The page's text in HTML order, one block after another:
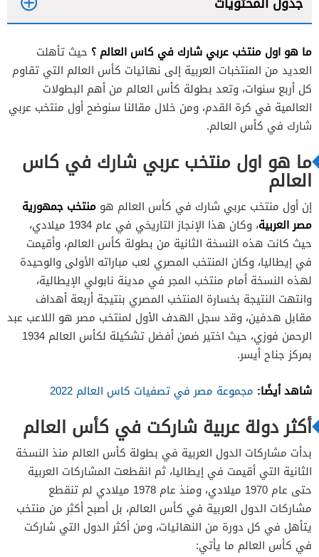
ما هو اول منتخب عربي شارك في كاس العالم ؟ حيث تأهلت
العديد من المنتخبات العربية إلى نهائيات كأس العالم التي تقاوم
كل أربع سنوات، وتعد بطولة كأس العالم من أهم البطولات
العالمية في كرة القدم، ومن خلال مقالنا سنوضح أول منتخب عربي
شارك في كأس العالم.
ما هو اول منتخب عربي شارك في كاس
العالم
إن أول منتخب عربي شارك في كأس العالم هو منتخب جمهورية
مصر العربية
، وكان هذا الإنجاز التاريخي في عام 1934 ميلادي،
حيث كانت هذه النسخة الثانية من بطولة كأس العالم، وأقيمت
في إيطاليا، وكان المنتخب المصري لعب مباراته الأولى والوحيدة
لهذه النسخة أمام منتخب المجر في مدينة نابولي الإيطالية،
وانتهت النتيجة بخسارة المنتخب المصري بنتيجة أربعة أهداف
مقابل هدفين، وقد سجل الهدف الأول لمنتخب مصر هو اللاعب عبد
الرحمن فوزي، حيث اختير ضمن أفضل تشكيلة لكأس العالم 1934
بمركز جناح أيسر.
شاهد أيضًا: مجموعة مصر في تصفيات كاس العالم 2022
أكثر دولة عربية شاركت في كأس العالم
بدأت مشاركات الدول العربية في بطولة كأس العالم منذ النسخة
الثانية التي أقيمت في إيطاليا، ثم انقطعت المشاركات العربية
حتى عام 1970 ميلادي، ومنذ عام 1978 ميلادي لم تنقطع
مشاركات الدول العربية في كأس العالم، بل أصبح أكثر من منتخب
يتأهل في كل دورة من النهائيات، ومن أكثر الدول التي شاركت
في كأس العالم ما يأتي: